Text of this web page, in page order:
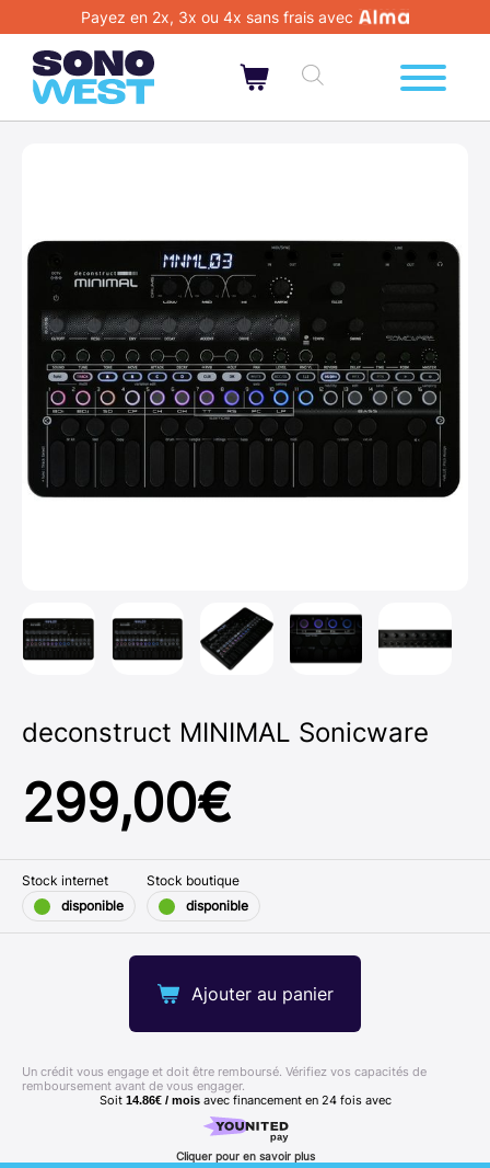
Payez en 2x, 3x ou 4x sans frais avec
deconstruct MINIMAL Sonicware
299,00€
Ajouter au panier
Soit 14.86€ / mois avec financement en 24 fois avec
Cliquer pour en savoir plus
Un crédit vous engage et doit être remboursé. Vérifiez vos capacités de
remboursement avant de vous engager.
Stock internet
disponible
Stock boutique
disponible